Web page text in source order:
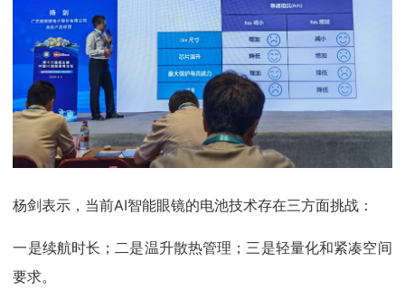
杨剑表示，当前AI智能眼镜的电池技术存在三方面挑战：
一是续航时长；二是温升散热管理；三是轻量化和紧凑空间
要求。